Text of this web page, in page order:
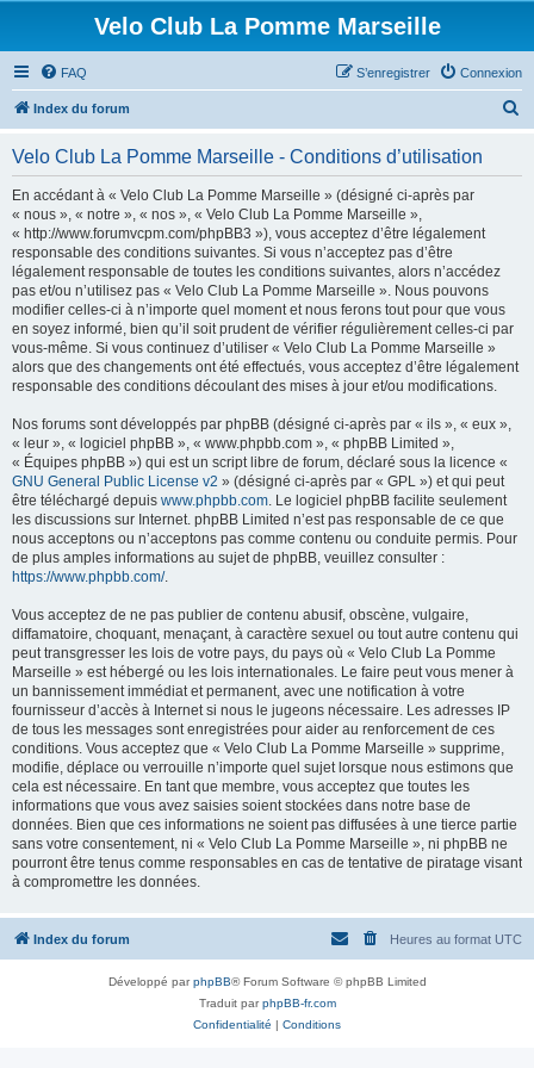
Velo Club La Pomme Marseille
FAQ Connexion
S’enregistrer
Index du forum
Velo Club La Pomme Marseille - Conditions d’utilisation
En accédant à « Velo Club La Pomme Marseille » (désigné ci-après par
« nous », « notre », « nos », « Velo Club La Pomme Marseille »,
« http://www.forumvcpm.com/phpBB3 »), vous acceptez d’être légalement
responsable des conditions suivantes. Si vous n’acceptez pas d’être
légalement responsable de toutes les conditions suivantes, alors n’accédez
pas et/ou n’utilisez pas « Velo Club La Pomme Marseille ». Nous pouvons
modifier celles-ci à n’importe quel moment et nous ferons tout pour que vous
en soyez informé, bien qu’il soit prudent de vérifier régulièrement celles-ci par
vous-même. Si vous continuez d’utiliser « Velo Club La Pomme Marseille »
alors que des changements ont été effectués, vous acceptez d’être légalement
responsable des conditions découlant des mises à jour et/ou modifications.
Nos forums sont développés par phpBB (désigné ci-après par « ils », « eux »,
« leur », « logiciel phpBB », « www.phpbb.com », « phpBB Limited »,
« Équipes phpBB ») qui est un script libre de forum, déclaré sous la licence «
GNU General Public License v2 » (désigné ci-après par « GPL ») et qui peut
être téléchargé depuis www.phpbb.com. Le logiciel phpBB facilite seulement
les discussions sur Internet. phpBB Limited n’est pas responsable de ce que
nous acceptons ou n’acceptons pas comme contenu ou conduite permis. Pour
de plus amples informations au sujet de phpBB, veuillez consulter :
https://www.phpbb.com/.
Vous acceptez de ne pas publier de contenu abusif, obscène, vulgaire,
diffamatoire, choquant, menaçant, à caractère sexuel ou tout autre contenu qui
peut transgresser les lois de votre pays, du pays où « Velo Club La Pomme
Marseille » est hébergé ou les lois internationales. Le faire peut vous mener à
un bannissement immédiat et permanent, avec une notification à votre
fournisseur d’accès à Internet si nous le jugeons nécessaire. Les adresses IP
de tous les messages sont enregistrées pour aider au renforcement de ces
conditions. Vous acceptez que « Velo Club La Pomme Marseille » supprime,
modifie, déplace ou verrouille n’importe quel sujet lorsque nous estimons que
cela est nécessaire. En tant que membre, vous acceptez que toutes les
informations que vous avez saisies soient stockées dans notre base de
données. Bien que ces informations ne soient pas diffusées à une tierce partie
sans votre consentement, ni « Velo Club La Pomme Marseille », ni phpBB ne
pourront être tenus comme responsables en cas de tentative de piratage visant
à compromettre les données.
Index du forum Heures au format UTC
Développé parphpBB® Forum Software © phpBB Limited
Traduit parphpBB-fr.com
Confidentialité | Conditions